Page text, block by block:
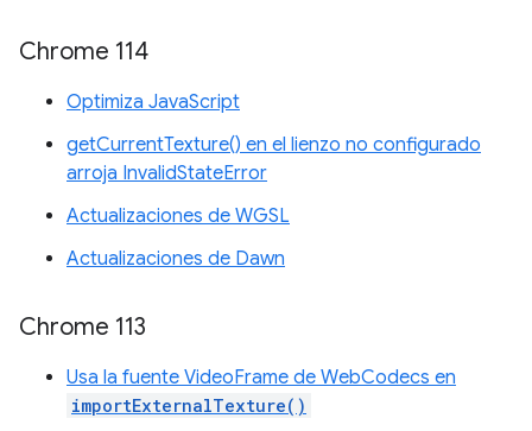
Chrome 114
Optimiza JavaScript
getCurrentTexture() en el lienzo no configurado
arroja InvalidStateError
Actualizaciones de WGSL
Actualizaciones de Dawn
Chrome 113
Usa la fuente VideoFrame de WebCodecs en
importExternalTexture()